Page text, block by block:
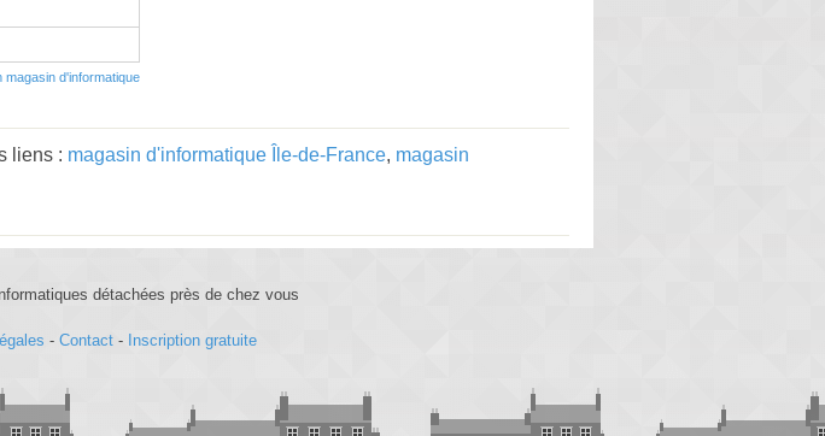
magasin d'informatique
liens : magasin d'informatique Île-de-France, magasin
détachées près de chez vous
- Contact - Inscription gratuite